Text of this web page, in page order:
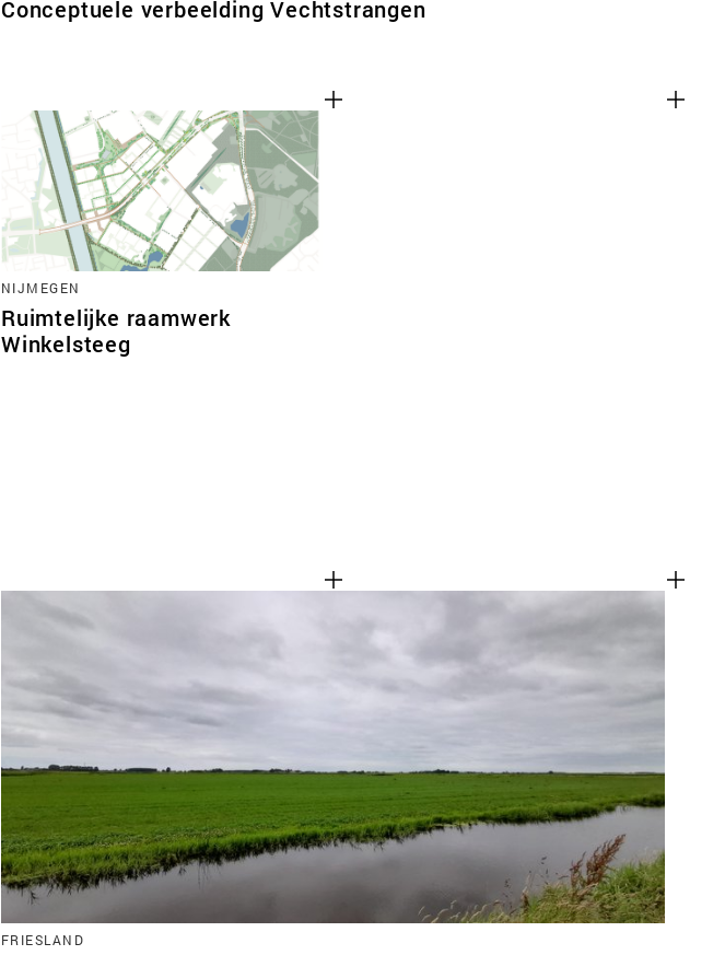
Conceptuele verbeelding Vechtstrangen
NIJMEGEN
Ruimtelijke raamwerk
Winkelsteeg
FRIESLAND